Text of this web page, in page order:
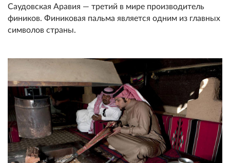
Саудовская Аравия — третий в мире производитель
фиников. Финиковая пальма является одним из главных
символов страны.